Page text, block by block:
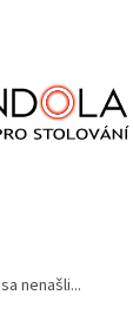
sa nenašli...